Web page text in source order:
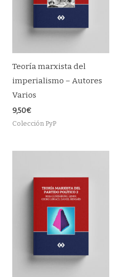
Teoría marxista del
imperialismo – Autores
Varios
9,50€
Colección PyP